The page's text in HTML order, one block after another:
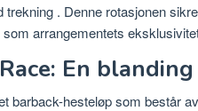
trekning . Denne rotasjonen
arrangementets
En
barback-hesteløp som består